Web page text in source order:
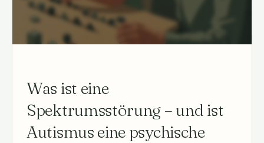
Was ist eine
Spektrumsstörung – und ist
Autismus eine psychische